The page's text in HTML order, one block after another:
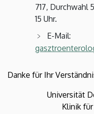
717, Durchwahl
15 Uhr.
E-Mail:
Danke für Ihr
Universität
Klinik